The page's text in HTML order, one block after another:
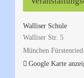
Walliser Schule
Walliser Str. 5
München
Google Karte